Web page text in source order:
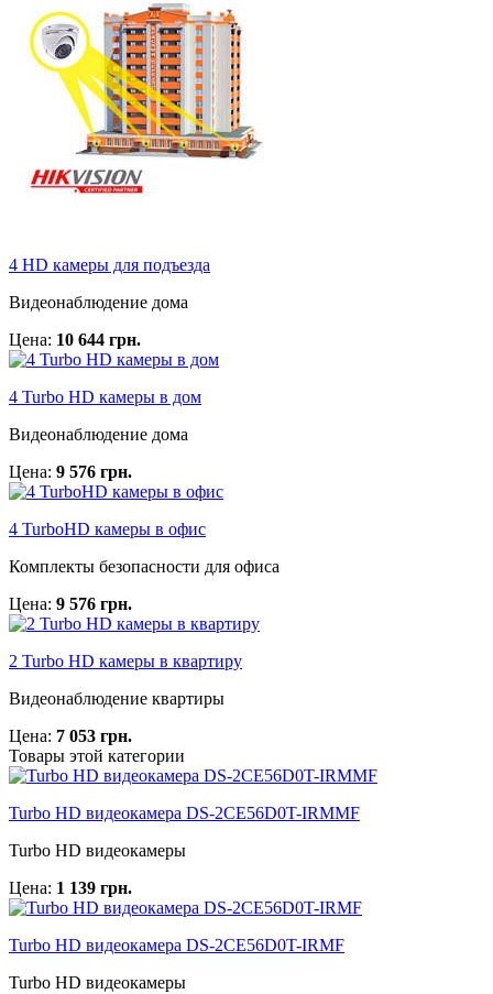
4 HD камеры для подъезда
Видеонаблюдение дома
Цена: 10 644 грн.
4 Turbo HD камеры в дом
Видеонаблюдение дома
Цена: 9 576 грн.
4 TurboHD камеры в офис
Комплекты безопасности для офиса
Цена: 9 576 грн.
2 Turbo HD камеры в квартиру
Видеонаблюдение квартиры
Цена: 7 053 грн.
Товары этой категории
Turbo HD видеокамера DS-2CE56D0T-IRMMF
Turbo HD видеокамеры
Цена: 1 139 грн.
Turbo HD видеокамера DS-2CE56D0T-IRMF
Turbo HD видеокамеры